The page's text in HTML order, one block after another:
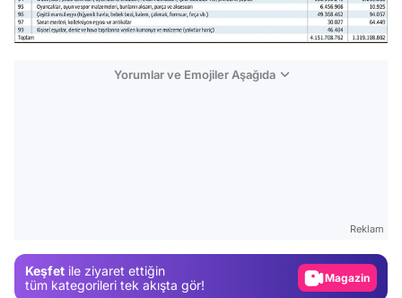
Yorumlar ve Emojiler Aşağıda
Reklam
Keşfet ile ziyaret ettiğin
tüm kategorileri tek akışta gör!
Video